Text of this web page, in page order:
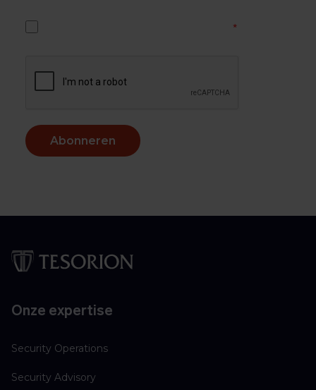
*
Abonneren
Onze expertise
Security Operations
Security Advisory